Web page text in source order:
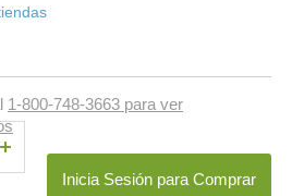
1-800-748-3663 para ver
Inicia Sesión para Comprar